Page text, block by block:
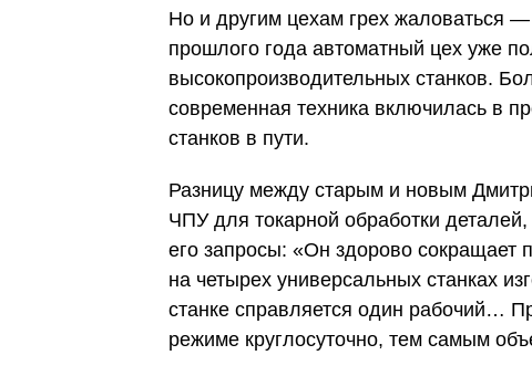
Но и другим цехам грех жаловаться
прошлого года автоматный цех уже
высокопроизводительных станков.
современная техника включилась в
станков в пути.
Разницу между старым и новым
ЧПУ для токарной обработки деталей,
его запросы: «Он здорово сокращает
на четырех универсальных станках
станке справляется один рабочий…
режиме круглосуточно, тем самым